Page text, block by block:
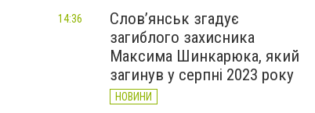
Слов’янськ згадує
загиблого захисника
Максима Шинкарюка, який
загинув у серпні 2023 року
НОВИНИ
14:36